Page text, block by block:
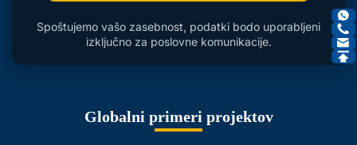
Spoštujemo vašo zasebnost, podatki bodo uporabljeni
izključno za poslovne komunikacije.
Globalni primeri projektov